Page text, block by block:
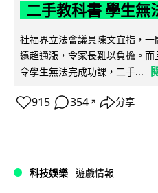
二手教科書 學生無
社福界立法會議員陳文宜指，
遠超通漲，令家長難以負擔。而
令學生無法完成功課，二手...
915 354 ↗ 分享
科技娛樂 遊戲情報